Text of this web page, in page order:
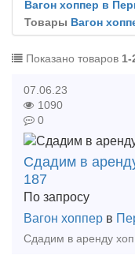
Вагон хоппер в
Товары Вагон
Показано товаров 1-
07.06.23
1090
0
Сдадим в
187
По запросу
Вагон хоппер в